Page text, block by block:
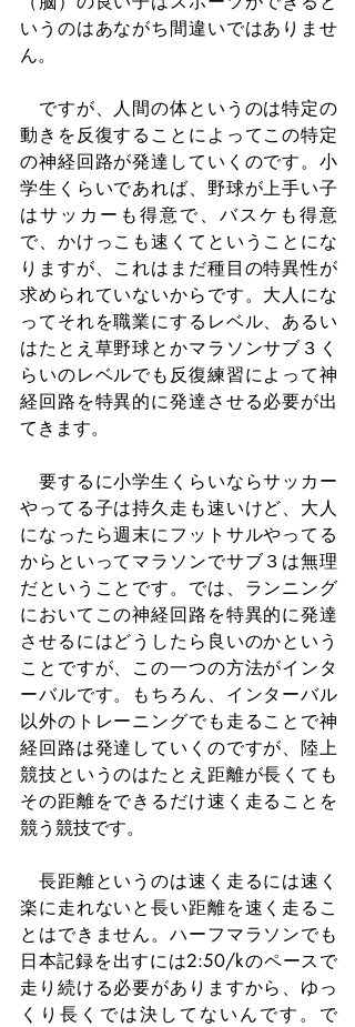
いうのはあながち間違いではありませ
ん。
ですが、人間の体というのは特定の
動きを反復することによってこの特定
の神経回路が発達していくのです。小
学生くらいであれば、野球が上手い子
はサッカーも得意で、バスケも得意
で、かけっこも速くてということにな
りますが、これはまだ種目の特異性が
求められていないからです。大人にな
ってそれを職業にするレベル、あるい
はたとえ草野球とかマラソンサブ３く
らいのレベルでも反復練習によって神
経回路を特異的に発達させる必要が出
てきます。
要するに小学生くらいならサッカー
やってる子は持久走も速いけど、大人
になったら週末にフットサルやってる
からといってマラソンでサブ３は無理
だということです。では、ランニング
においてこの神経回路を特異的に発達
させるにはどうしたら良いのかという
ことですが、この一つの方法がインタ
ーバルです。もちろん、インターバル
以外のトレーニングでも走ることで神
経回路は発達していくのですが、陸上
競技というのはたとえ距離が長くても
その距離をできるだけ速く走ることを
競う競技です。
長距離というのは速く走るには速く
楽に走れないと長い距離を速く走るこ
とはできません。ハーフマラソンでも
日本記録を出すには2:50/kのペースで
走り続ける必要がありますから、ゆっ
くり長くでは決してないんです。で